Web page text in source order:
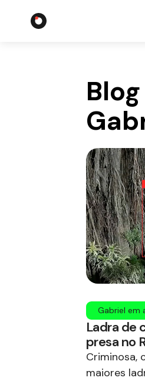
Blog
Gabriel em
Ladra de
presa no
Criminosa,
maiores